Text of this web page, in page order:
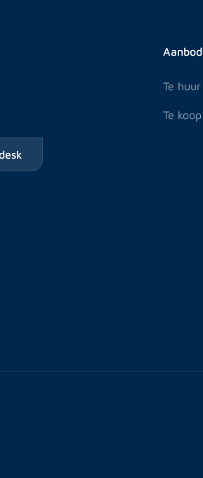
Aanbod
Te huur
Te koop